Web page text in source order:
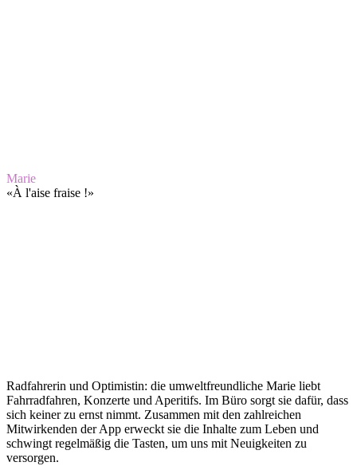
Marie
«À l'aise fraise !»
Radfahrerin und Optimistin: die umweltfreundliche Marie liebt
Fahrradfahren, Konzerte und Aperitifs. Im Büro sorgt sie dafür, dass
sich keiner zu ernst nimmt. Zusammen mit den zahlreichen
Mitwirkenden der App erweckt sie die Inhalte zum Leben und
schwingt regelmäßig die Tasten, um uns mit Neuigkeiten zu
versorgen.